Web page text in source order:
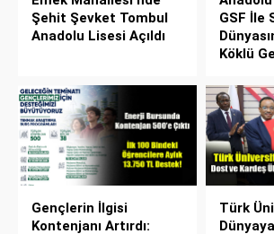
Şehit Şevket Tombul
Anadolu Lisesi Açıldı
GSF İle
Köklü
Gençlerin İlgisi
Kontenjanı Artırdı:
Türk